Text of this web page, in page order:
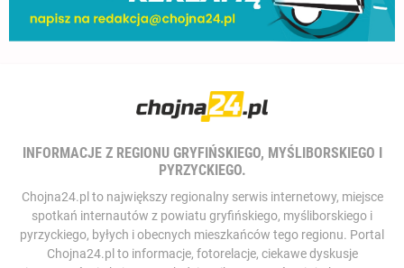
INFORMACJE Z REGIONU GRYFIŃSKIEGO, MYŚLIBORSKIEGO I
PYRZYCKIEGO.
Chojna24.pl to największy regionalny serwis internetowy, miejsce
spotkań internautów z powiatu gryfińskiego, myśliborskiego i
pyrzyckiego, byłych i obecnych mieszkańców tego regionu. Portal
Chojna24.pl to informacje, fotorelacje, ciekawe dyskusje